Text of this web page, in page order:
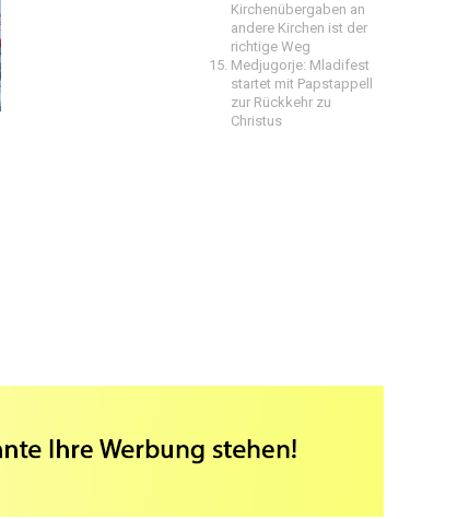
Kirchenübergaben an
andere Kirchen ist der
richtige Weg
Medjugorje: Mladifest
startet mit Papstappell
zur Rückkehr zu
Christus